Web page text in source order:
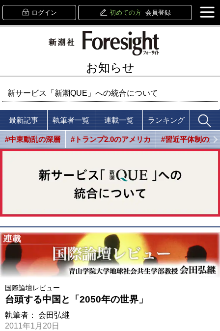
ログイン 初めての方 会員登録
お知らせ
新サービス「新潮QUE」への統合について
最新記事 執筆者一覧 連載一覧 ランキング
#中東動乱の深層 #トランプ2.0のアメリカ #習近平体制の光
国際論壇レビュー
台頭する中国と「2050年の世界」
執筆者： 会田弘継
2011年1月20日